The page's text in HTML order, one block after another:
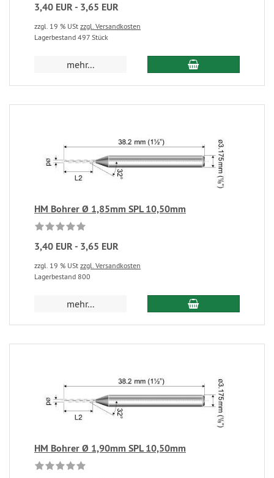
3,40 EUR - 3,65 EUR
zzgl. 19 % USt zzgl. Versandkosten
Lagerbestand 497 Stück
mehr...
HM Bohrer Ø 1,85mm SPL 10,50mm
3,40 EUR - 3,65 EUR
zzgl. 19 % USt zzgl. Versandkosten
Lagerbestand 800
mehr...
HM Bohrer Ø 1,90mm SPL 10,50mm